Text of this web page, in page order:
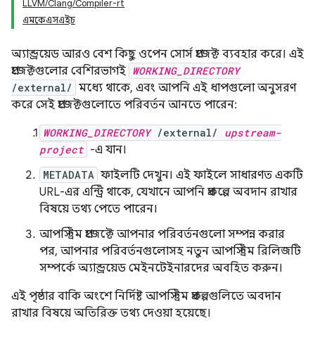
LLVM/Clang/Compiler-rt
এমকেএসএইচ
অ্যান্ড্রয়েড আরও বেশ কিছু ওপেন সোর্স প্রজেক্ট ব্যবহার করে। এই
প্রজেক্টগুলোর বেশিরভাগই WORKING_DIRECTORY
/external/ মধ্যে থাকে, এবং আপনি এই ধাপগুলো অনুসরণ
করে সেই প্রজেক্টগুলোতে পরিবর্তন আনতে পারেন:
WORKING_DIRECTORY/external/ upstream-
project -এ যান।
METADATA ফাইলটি দেখুন। এই ফাইলে সাধারণত একটি
URL-এর এন্ট্রি থাকে, যেখানে আপনি প্রকল্পে অবদান রাখার
বিষয়ে তথ্য পেতে পারেন।
আপস্ট্রিম প্রজেক্টে আপনার পরিবর্তনগুলো সম্পন্ন করার
পর, আপনার পরিবর্তনগুলোসহ নতুন আপস্ট্রিম রিলিজটি
সম্পর্কে অ্যান্ড্রয়েড মেইনটেইনারদের অবহিত করুন।
এই পৃষ্ঠার বাকি অংশে নির্দিষ্ট আপস্ট্রিম প্রকল্পগুলিতে অবদান
রাখার বিষয়ে অতিরিক্ত তথ্য দেওয়া হয়েছে।